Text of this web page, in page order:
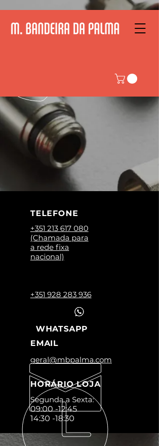
TELEFONE
+351 213 617 080
(Chamada para
a rede fixa
nacional)
+351 928 283 936
WHATSAPP
EMAIL
geral@mbpalma.com
HORÁRIO LOJA
Segunda a Sexta:
09:00 -12:45
14:30 -18:30